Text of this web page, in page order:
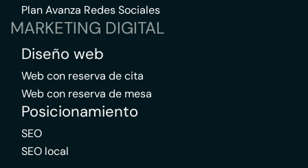
Plan Avanza Redes Sociales
MARKETING DIGITAL
Diseño web
Web con reserva de cita
Web con reserva de mesa
Posicionamiento
SEO
SEO local